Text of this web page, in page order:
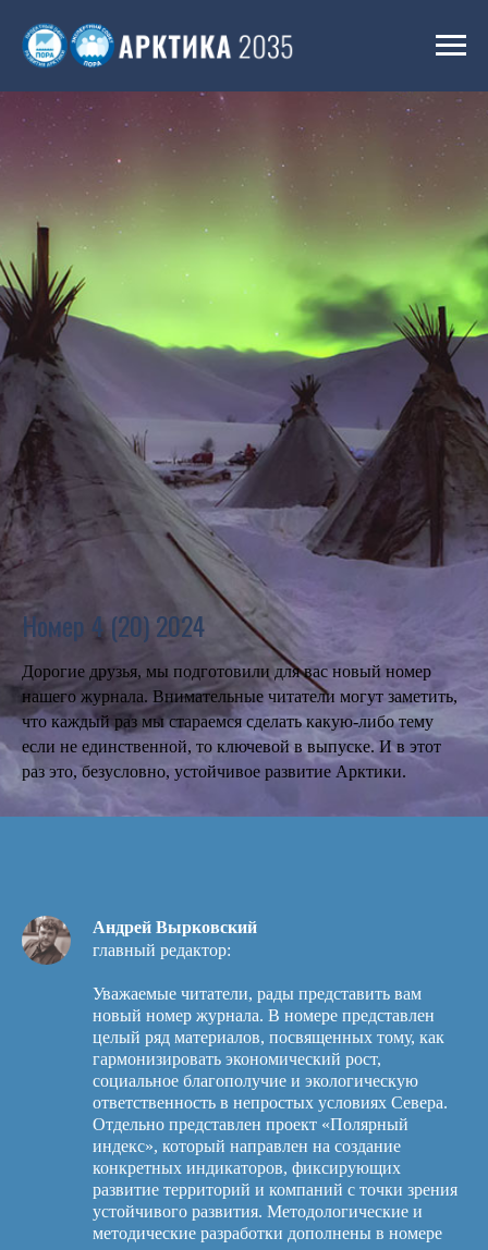
Номер 4 (20) 2024
Дорогие друзья, мы подготовили для вас новый номер
нашего журнала. Внимательные читатели могут заметить,
что каждый раз мы стараемся сделать какую-либо тему
если не единственной, то ключевой в выпуске. И в этот
раз это, безусловно, устойчивое развитие Арктики.
Андрей Вырковский
главный редактор:
Уважаемые читатели, рады представить вам
новый номер журнала. В номере представлен
целый ряд материалов, посвященных тому, как
гармонизировать экономический рост,
социальное благополучие и экологическую
ответственность в непростых условиях Севера.
Отдельно представлен проект «Полярный
индекс», который направлен на создание
конкретных индикаторов, фиксирующих
развитие территорий и компаний с точки зрения
устойчивого развития. Методологические и
методические разработки дополнены в номере